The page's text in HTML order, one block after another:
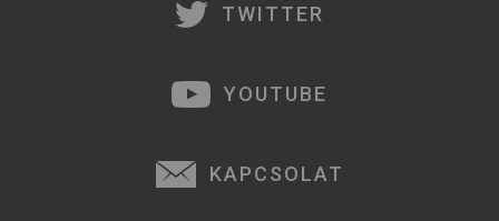
TWITTER
YOUTUBE
KAPCSOLAT